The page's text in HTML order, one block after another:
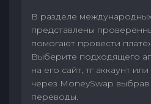
В разделе
представлены
помогают провести
Выберите подходящего
на его сайт, тг аккаунт
через MoneySwap выбрав
переводы.